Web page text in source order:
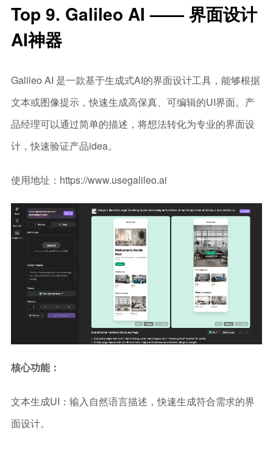
Top 9. Galileo AI —— 界面设计
AI神器
Galileo AI 是一款基于生成式AI的界面设计工具，能够根据
文本或图像提示，快速生成高保真、可编辑的UI界面。产
品经理可以通过简单的描述，将想法转化为专业的界面设
计，快速验证产品idea。
使用地址：https://www.usegalileo.ai
核心功能：
文本生成UI：输入自然语言描述，快速生成符合需求的界
面设计。